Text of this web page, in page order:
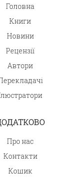
Головна
Книги
Новини
Рецензії
Автори
Про нас
Контакти
Кошик